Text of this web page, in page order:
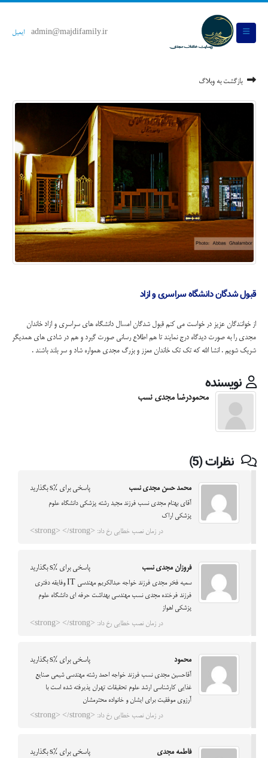
admin@majdifamily.ir ایمیل
بازگشت به وبلاگ
قبول شدگان دانشگاه سراسری و ازاد
از خوانندگان عزیز در خواست می کنم قبول شدگان امسال دانشگاه های سراسری و ازاد خاندان
مجدی را به صورت دیدگاه درج نمایند تا هم اطلاع رسانی صورت گیرد و هم در شادی های همدیگر
شریک شویم . انشا الله که تک تک خاندان معزز و بزرگ مجدی همواره شاد و سر بلند باشند .
نویسنده
محمودرضا مجدی نسب
نظرات (5)
محمد حسن مجدی نسب پاسخی برای %s بگذارید
آقای بهنام مجدی نسب فرزند مجید رشته پزشکی دانشگاه علوم
پزشکی اراک
در زمان نصب خطایی رخ داد: <strong> </strong>
فروزان مجدی نسب پاسخی برای %s بگذارید
سمیه فخر مجدی فرزند خواجه عبدالکریم مهندسی IT وفایقه دفتری
فرزند فرخنده مجدی نسب مهندسی بهداشت حرفه ای دانشگاه علوم
پزشکی اهواز
در زمان نصب خطایی رخ داد: <strong> </strong>
محمود پاسخی برای %s بگذارید
آقاحسين مجدي نسب فرزند خواجه احمد رشته مهندسي شيمي صنايع
غذايي كارشناسي ارشد علوم تحقيقات تهران پذيرفته شده است با
آرزوي موفقيت براي ايشان و خانواده محترمشان
در زمان نصب خطایی رخ داد: <strong> </strong>
فاطمه مجدي پاسخی برای %s بگذارید